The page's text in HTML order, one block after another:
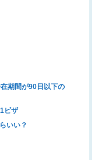
期間が90日以下の
ビザ
いい？